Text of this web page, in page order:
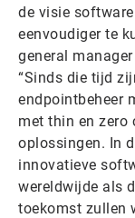
de visie
eenvoudiger te
general
“Sinds die tijd
endpointbeheer
met thin en zero
oplossingen. In
innovatieve
wereldwijde als
toekomst zullen